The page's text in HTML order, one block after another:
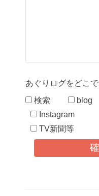
あぐりログをどこ
検索
blog
Instagram
TV新聞等